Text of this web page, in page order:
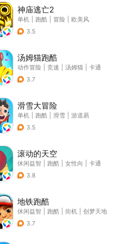
神庙逃亡2
单机 跑酷 冒险
欧美风
3.5
汤姆猫跑酷
动作冒险 竞速 汤姆猫
卡通
3.7
滑雪大冒险
单机 跑酷 滑雪
游道易
3.5
滚动的天空
休闲益智 跑酷 女性向
卡通
3.8
地铁跑酷
休闲益智 跑酷 街机
创梦天地
3.7